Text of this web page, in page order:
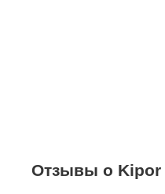
Отзывы о Kipor